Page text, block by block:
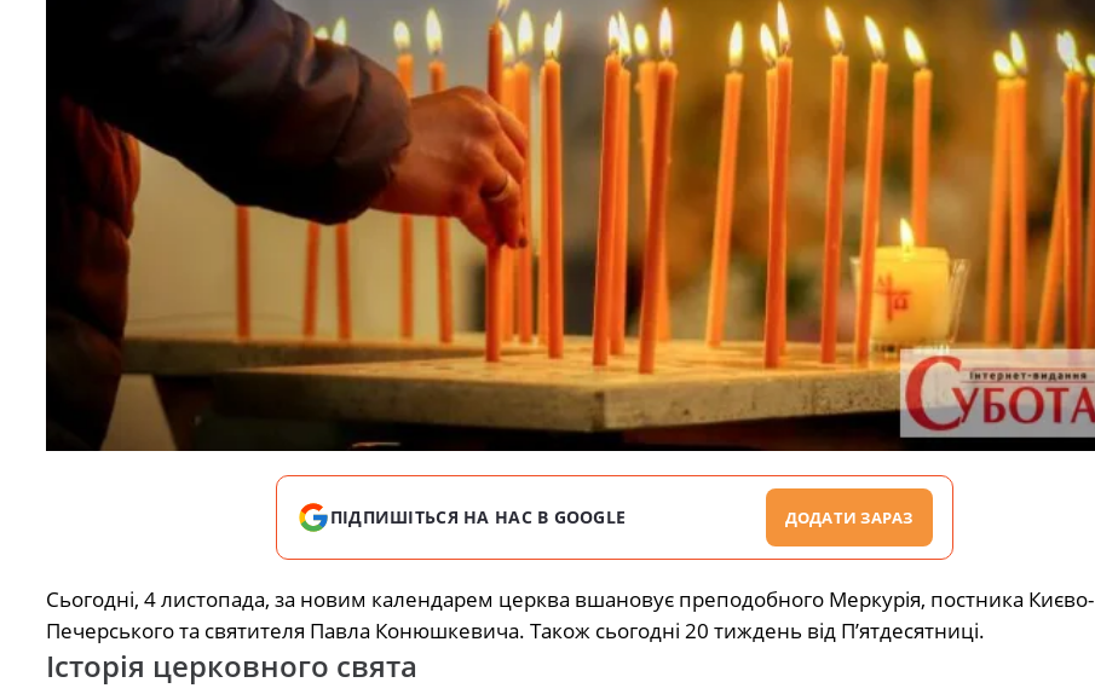
ПІДПИШІТЬСЯ НА НАС В GOOGLE ДОДАТИ ЗАРАЗ
Сьогодні, 4 листопада, за новим календарем церква вшановує преподобного Меркурія, постника Києво-
Печерського та святителя Павла Конюшкевича. Також сьогодні 20 тиждень від П’ятдесятниці.
Історія церковного свята